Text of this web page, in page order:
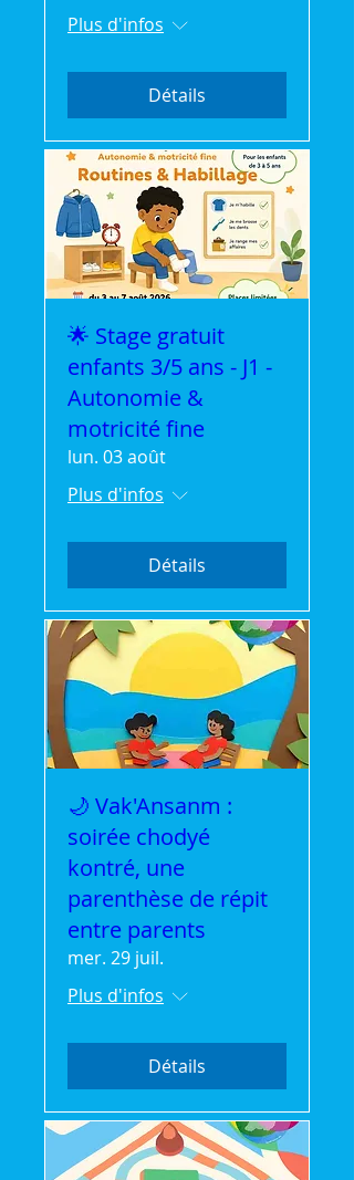
Plus d'infos
Détails
🌟 Stage gratuit
enfants 3/5 ans - J1 -
Autonomie &
motricité fine
lun. 03 août
Plus d'infos
Détails
🌙 Vak'Ansanm :
soirée chodyé
kontré, une
parenthèse de répit
entre parents
mer. 29 juil.
Plus d'infos
Détails